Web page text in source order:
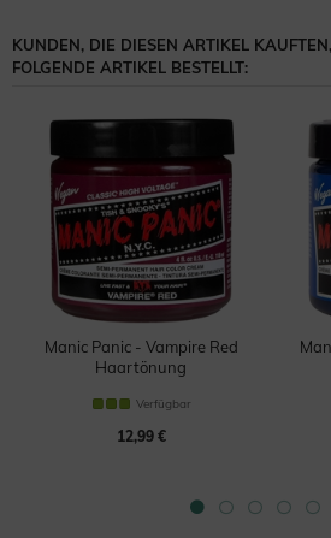
KUNDEN, DIE DIESEN ARTIKEL
FOLGENDE ARTIKEL BESTELLT:
Manic Panic - Vampire Red
Haartönung
Verfügbar
12,99 €